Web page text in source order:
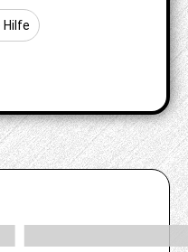
Hilfe